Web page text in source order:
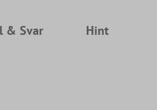
& Svar Hint